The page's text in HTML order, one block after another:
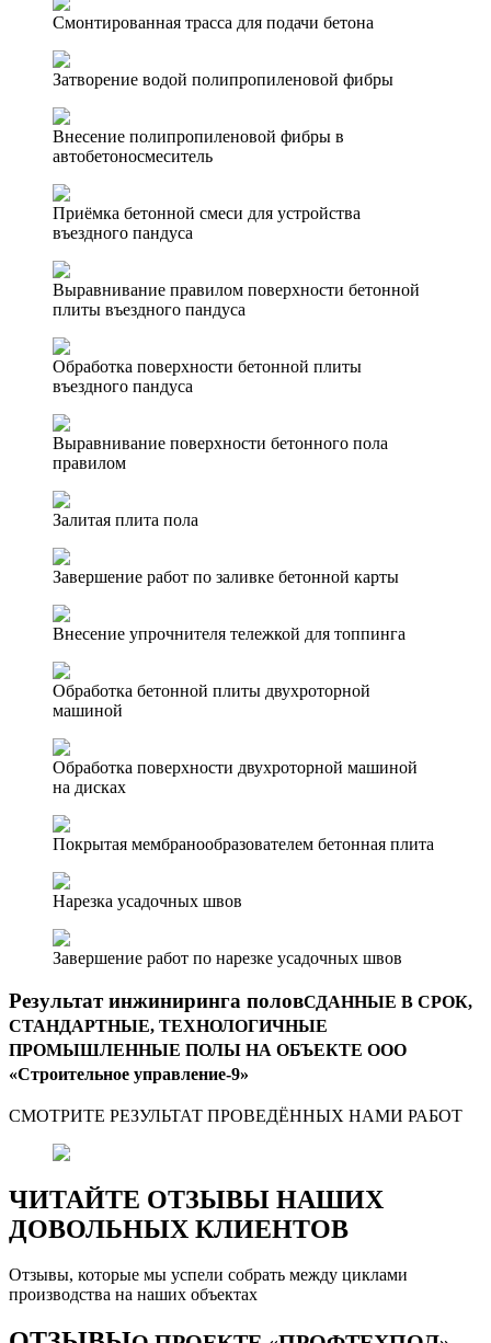
Смонтированная трасса для подачи бетона
Затворение водой полипропиленовой фибры
Внесение полипропиленовой фибры в
автобетоносмеситель
Приёмка бетонной смеси для устройства
въездного пандуса
Выравнивание правилом поверхности бетонной
плиты въездного пандуса
Обработка поверхности бетонной плиты
въездного пандуса
Выравнивание поверхности бетонного пола
правилом
Залитая плита пола
Завершение работ по заливке бетонной карты
Внесение упрочнителя тележкой для топпинга
Обработка бетонной плиты двухроторной
машиной
Обработка поверхности двухроторной машиной
на дисках
Покрытая мембранообразователем бетонная плита
Нарезка усадочных швов
Завершение работ по нарезке усадочных швов
Результат инжиниринга половСДАННЫЕ В СРОК,
СТАНДАРТНЫЕ, ТЕХНОЛОГИЧНЫЕ
ПРОМЫШЛЕННЫЕ ПОЛЫ НА ОБЪЕКТЕ ООО
«Строительное управление-9»
СМОТРИТЕ РЕЗУЛЬТАТ ПРОВЕДЁННЫХ НАМИ РАБОТ
ЧИТАЙТЕ ОТЗЫВЫ НАШИХ
ДОВОЛЬНЫХ КЛИЕНТОВ
Отзывы, которые мы успели собрать между циклами
производства на наших объектах